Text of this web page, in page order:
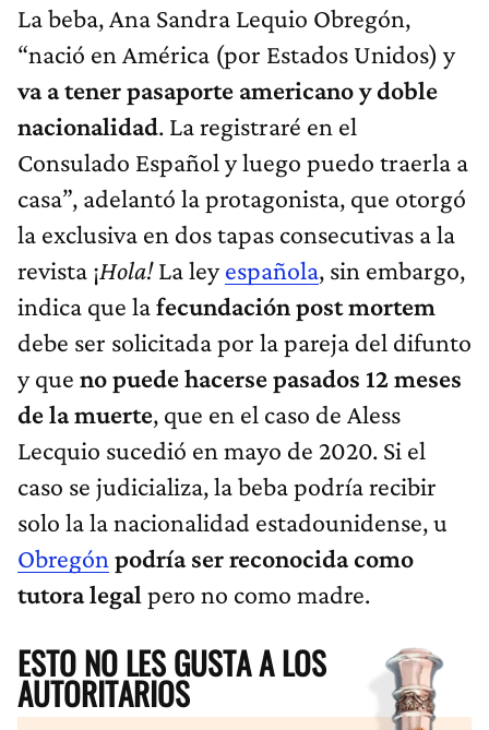
La beba, Ana Sandra Lequio Obregón,
“nació en América (por Estados Unidos) y
va a tener pasaporte americano y doble
nacionalidad. La registraré en el
Consulado Español y luego puedo traerla a
casa”, adelantó la protagonista, que otorgó
la exclusiva en dos tapas consecutivas a la
revista ¡Hola!La leyespañola, sin embargo,
indica que lafecundación post mortem
debe ser solicitada por la pareja del difunto
y que no puede hacerse pasados 12 meses
de la muerte, que en el caso de Aless
Lecquio sucedió en mayo de 2020. Si el
caso se judicializa, la beba podría recibir
solo la la nacionalidad estadounidense, u
Obregón podría ser reconocida como
tutora legal pero no como madre.
ESTO NO LES GUSTA A LOS
AUTORITARIOS